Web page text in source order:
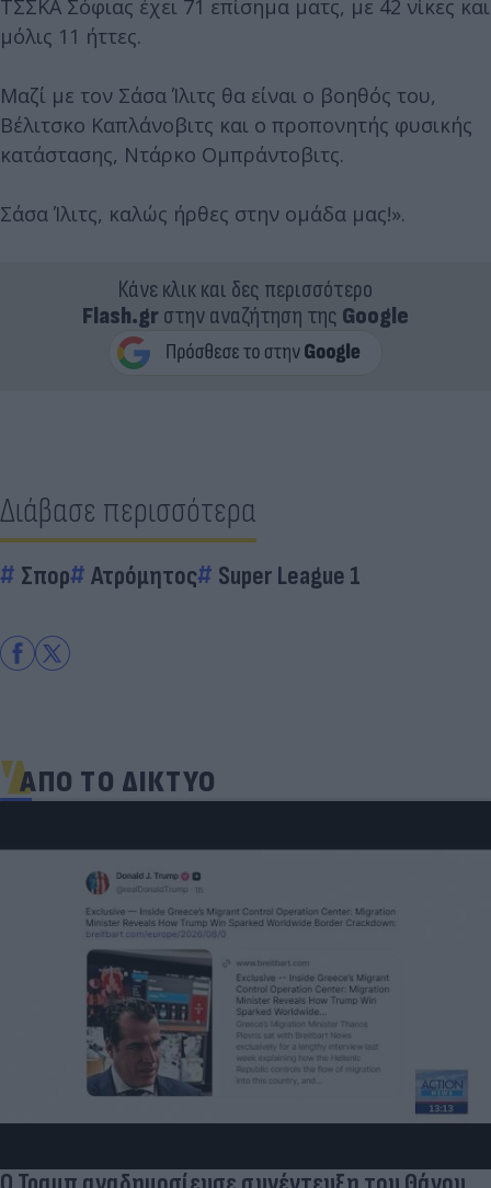
ΤΣΣΚΑ Σόφιας έχει 71 επίσημα ματς, με 42 νίκες και
μόλις 11 ήττες.
Μαζί με τον Σάσα Ίλιτς θα είναι ο βοηθός του,
Βέλιτσκο Καπλάνοβιτς και ο προπονητής φυσικής
κατάστασης, Ντάρκο Ομπράντοβιτς.
Σάσα Ίλιτς, καλώς ήρθες στην ομάδα μας!».
Κάνε κλικ και δες περισσότερο
Flash.grστην αναζήτηση της Google
Διάβασε περισσότερα
Σπορ Ατρόμητος Super League 1
ΑΠΟ ΤΟ ΔΙΚΤΥΟ